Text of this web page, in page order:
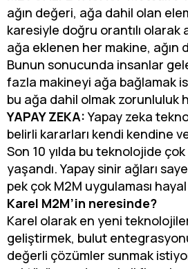
ağın değeri, ağa dahil olan
karesiyle doğru orantılı olarak
ağa eklenen her makine, ağın
Bunun sonucunda insanlar
fazla makineyi ağa bağlamak
bu ağa dahil olmak zorunluluk
YAPAY ZEKA:Yapay zeka
belirli kararları kendi kendine
Son 10 yılda bu teknolojide
yaşandı. Yapay sinir ağları
pek çok M2M uygulaması
Karel M2M’in neresinde?
Karel olarak en yeni
geliştirmek, bulut
değerli çözümler sunmak